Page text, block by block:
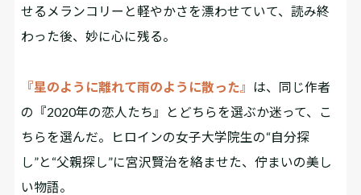
せるメランコリーと軽やかさを漂わせていて、読み終
わった後、妙に心に残る。
『星のように離れて雨のように散った』 は、同じ作者
の『2020年の恋人たち』とどちらを選ぶか迷って、こ
ちらを選んだ。ヒロインの女子大学院生の“自分探
し”と“父親探し”に宮沢賢治を絡ませた、佇まいの美し
い物語。